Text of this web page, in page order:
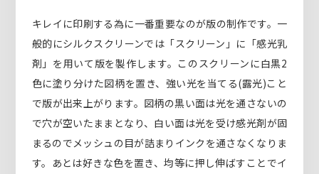
キレイに印刷する為に一番重要なのが版の制作です。一
般的にシルクスクリーンでは「スクリーン」に「感光乳
剤」を用いて版を製作します。このスクリーンに白黒2
色に塗り分けた図柄を置き、強い光を当てる(露光)こと
で版が出来上がります。図柄の黒い面は光を通さないの
で穴が空いたままとなり、白い面は光を受け感光剤が固
まるのでメッシュの目が詰まりインクを通さなくなりま
す。あとは好きな色を置き、均等に押し伸ばすことでイ